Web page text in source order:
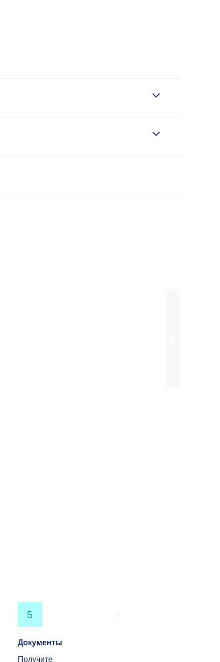
5
Документы
Получите